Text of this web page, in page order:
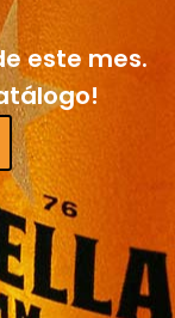
este mes.